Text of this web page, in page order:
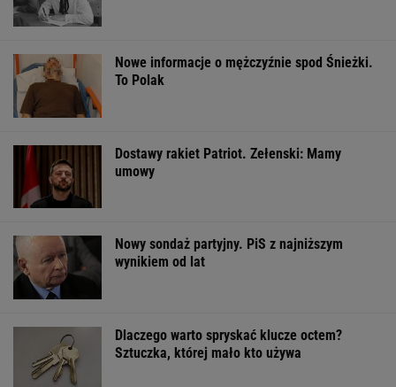
Nowe informacje o mężczyźnie spod Śnieżki.
To Polak
Dostawy rakiet Patriot. Zełenski: Mamy
umowy
Nowy sondaż partyjny. PiS z najniższym
wynikiem od lat
Dlaczego warto spryskać klucze octem?
Sztuczka, której mało kto używa